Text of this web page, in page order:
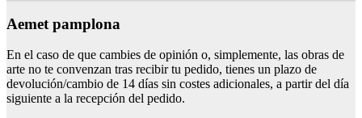
Aemet pamplona
En el caso de que cambies de opinión o, simplemente, las obras de
arte no te convenzan tras recibir tu pedido, tienes un plazo de
devolución/cambio de 14 días sin costes adicionales, a partir del día
siguiente a la recepción del pedido.